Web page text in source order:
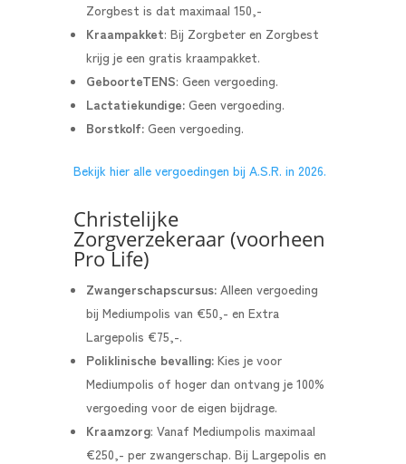
Zorgbest is dat maximaal 150,-
Kraampakket: Bij Zorgbeter en Zorgbest
krijg je een gratis kraampakket.
GeboorteTENS: Geen vergoeding.
Lactatiekundige: Geen vergoeding.
Borstkolf: Geen vergoeding.
Bekijk hier alle vergoedingen bij A.S.R. in 2026.
Christelijke
Zorgverzekeraar (voorheen
Pro Life)
Zwangerschapscursus:Alleen vergoeding
bij Mediumpolis van €50,- en Extra
Largepolis €75,-.
Poliklinische bevalling: Kies je voor
Mediumpolis of hoger dan ontvang je 100%
vergoeding voor de eigen bijdrage.
Kraamzorg: Vanaf Mediumpolis maximaal
€250,- per zwangerschap. Bij Largepolis en